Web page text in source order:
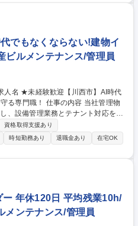
ェクトマネジメント■3Dプリントを
ガイドライン等の策定、学会・論
研究先（大学や企業）と連携して行
配合データベースの構築■3Dプリン
アルエンジ
建設用3Dプリンター
でもなくならない!建物イ
ビルメンテナンス/管理員
内容 当社管理物
、設備管理業務とテナント対応を任
輩社員に付いてのOJTとなり丁寧に
内。 【具体的には】 ■
ルや商業施設、物流施設、学校等 ■
件の運営や人員含めたマネジメント
し。 募集職種 ★未経験
い！建物インフラを守る専門職！
資格取得支援あり
時短勤務あり 退職金あり
在宅OK
ー 年休120日 平均残業10h/
メンテナンス/管理員